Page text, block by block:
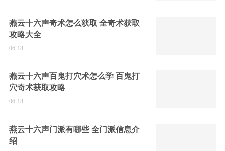
燕云十六声奇术怎么获取 全奇术获取
攻略大全
06-18
燕云十六声百鬼打穴术怎么学 百鬼打
穴奇术获取攻略
06-18
燕云十六声门派有哪些 全门派信息介
绍